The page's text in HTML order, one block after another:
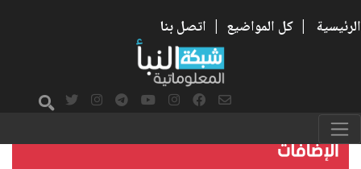
الرئيسية | كل المواضيع | اتصل بنا